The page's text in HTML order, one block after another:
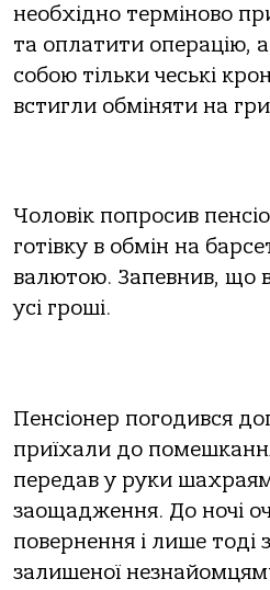
необхідно терміново
та оплатити операцію,
собою тільки чеські
встигли обміняти на
Чоловік попросив
готівку в обмін на
валютою. Запевнив, що
усі гроші.
Пенсіонер погодився
приїхали до
передав у руки
заощадження. До ночі
повернення і лише тоді
залишеної